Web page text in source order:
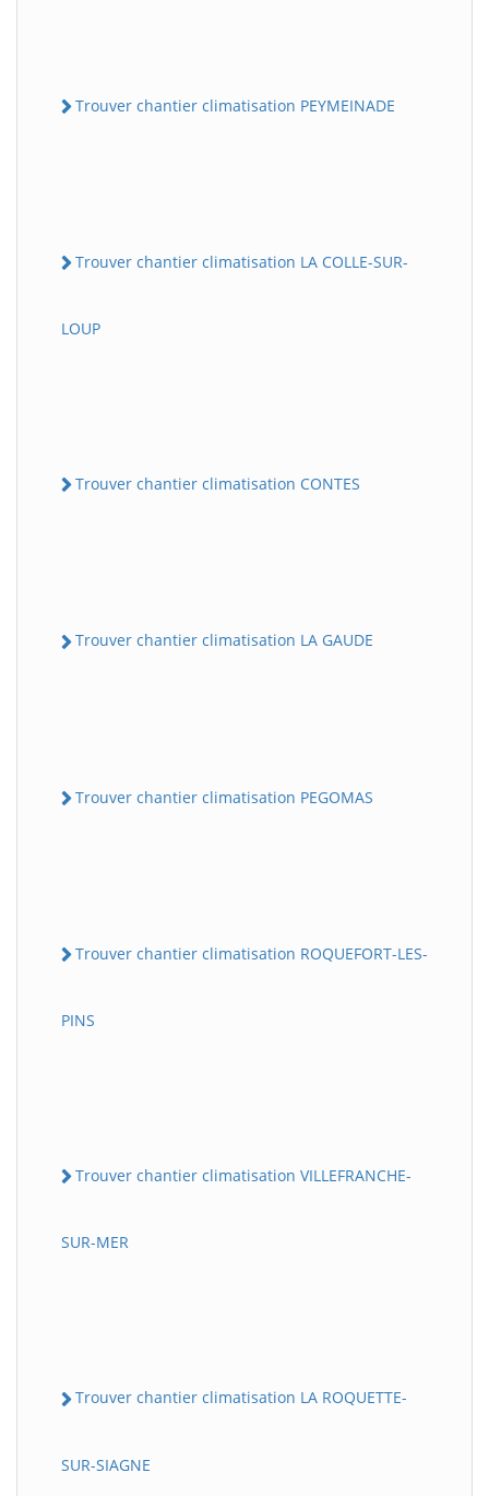
Trouver chantier climatisation PEYMEINADE
Trouver chantier climatisation LA COLLE-SUR-
LOUP
Trouver chantier climatisation CONTES
Trouver chantier climatisation LA GAUDE
Trouver chantier climatisation PEGOMAS
Trouver chantier climatisation ROQUEFORT-LES-
PINS
Trouver chantier climatisation VILLEFRANCHE-
SUR-MER
Trouver chantier climatisation LA ROQUETTE-
SUR-SIAGNE